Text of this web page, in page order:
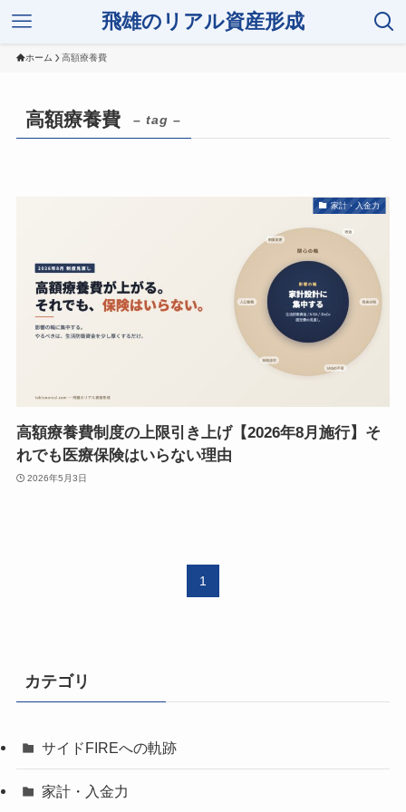
飛雄のリアル資産形成
ホーム 高額療養費
高額療養費 – tag –
家計・入金力
高額療養費制度の上限引き上げ【2026年8月施行】そ
れでも医療保険はいらない理由
2026年5月3日
1
カテゴリ
サイドFIREへの軌跡
家計・入金力